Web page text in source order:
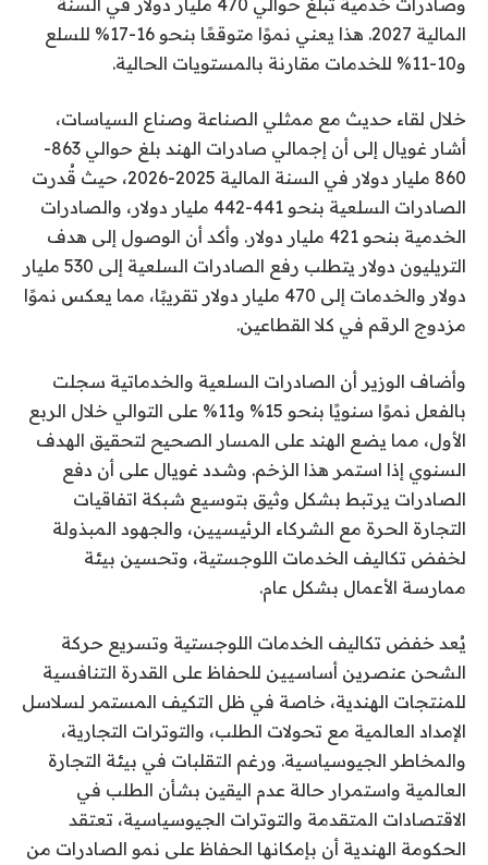
المالية 2027. هذا يعني نموًا متوقعًا بنحو 16-17% للسلع
و10-11% للخدمات مقارنة بالمستويات الحالية.
خلال لقاء حديث مع ممثلي الصناعة وصناع السياسات،
أشار غويال إلى أن إجمالي صادرات الهند بلغ حوالي 863-
860 مليار دولار في السنة المالية 2025-2026، حيث قُدرت
الصادرات السلعية بنحو 441-442 مليار دولار، والصادرات
الخدمية بنحو 421 مليار دولار. وأكد أن الوصول إلى هدف
التريليون دولار يتطلب رفع الصادرات السلعية إلى 530 مليار
دولار والخدمات إلى 470 مليار دولار تقريبًا، مما يعكس نموًا
مزدوج الرقم في كلا القطاعين.
وأضاف الوزير أن الصادرات السلعية والخدماتية سجلت
بالفعل نموًا سنويًا بنحو 15% و11% على التوالي خلال الربع
الأول، مما يضع الهند على المسار الصحيح لتحقيق الهدف
السنوي إذا استمر هذا الزخم. وشدد غويال على أن دفع
الصادرات يرتبط بشكل وثيق بتوسيع شبكة اتفاقيات
التجارة الحرة مع الشركاء الرئيسيين، والجهود المبذولة
لخفض تكاليف الخدمات اللوجستية، وتحسين بيئة
ممارسة الأعمال بشكل عام.
يُعد خفض تكاليف الخدمات اللوجستية وتسريع حركة
الشحن عنصرين أساسيين للحفاظ على القدرة التنافسية
للمنتجات الهندية، خاصة في ظل التكيف المستمر لسلاسل
الإمداد العالمية مع تحولات الطلب، والتوترات التجارية،
والمخاطر الجيوسياسية. ورغم التقلبات في بيئة التجارة
العالمية واستمرار حالة عدم اليقين بشأن الطلب في
الاقتصادات المتقدمة والتوترات الجيوسياسية، تعتقد
الحكومة الهندية أن بإمكانها الحفاظ على نمو الصادرات من